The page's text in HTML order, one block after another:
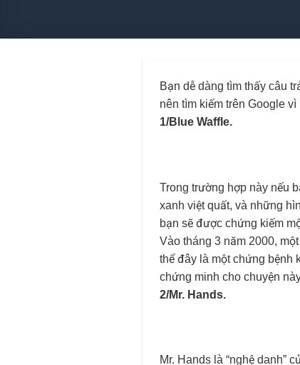
Bạn dễ dàng tìm thấy câu
nên tìm kiếm trên Google
1/Blue Waffle.
Trong trường hợp này nếu
xanh việt quất, và những
bạn sẽ được chứng kiếm
Vào tháng 3 năm 2000,
thể đây là một chứng bệnh
chứng minh cho chuyện
2/Mr. Hands.
Mr. Hands là “nghệ danh”